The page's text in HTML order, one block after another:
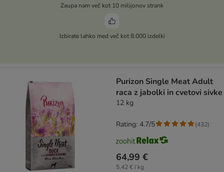
Zaupa nam več kot 10 milijonov strank
Izbirate lahko med več kot 8.000 izdelki
Purizon Single Meat Adult
raca z jabolki in cvetovi sivke
12 kg
64,99 €
5,42 € / kg
Rating: 4.7/5 (432)